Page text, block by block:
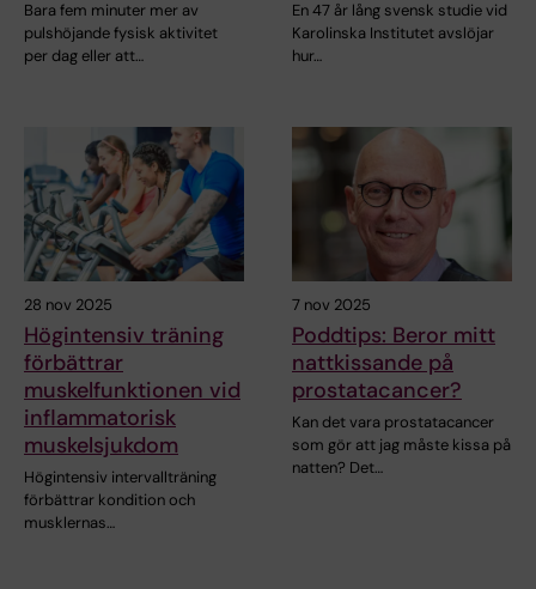
Bara fem minuter mer av
pulshöjande fysisk aktivitet
per dag eller att…
En 47 år lång svensk studie vid
Karolinska Institutet avslöjar
hur…
28 nov 2025
Högintensiv träning
förbättrar
muskelfunktionen vid
inflammatorisk
muskelsjukdom
Högintensiv intervallträning
förbättrar kondition och
musklernas…
7 nov 2025
Poddtips: Beror mitt
nattkissande på
prostatacancer?
Kan det vara prostatacancer
som gör att jag måste kissa på
natten? Det…